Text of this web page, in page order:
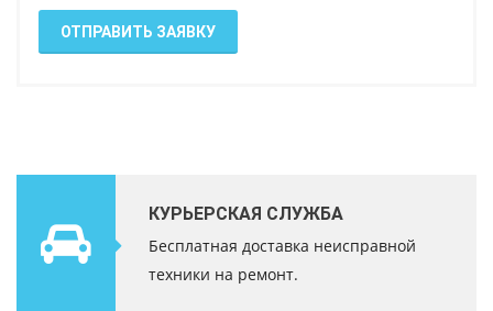
ОТПРАВИТЬ ЗАЯВКУ
КУРЬЕРСКАЯ СЛУЖБА
Бесплатная доставка неисправной
техники на ремонт.